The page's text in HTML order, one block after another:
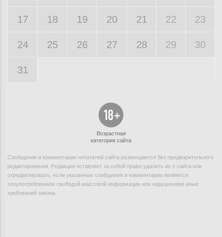
17 18 19 20 21 22 23
24 25 26 27 28 29 30
31
Возрастная
категория сайта
Сообщения и комментарии читателей сайта размещаются без предварительного
редактирования. Редакция оставляет за собой право удалить их с сайта или
отредактировать, если указанные сообщения и комментарии являются
злоупотреблением свободой массовой информации или нарушением иных
требований закона.